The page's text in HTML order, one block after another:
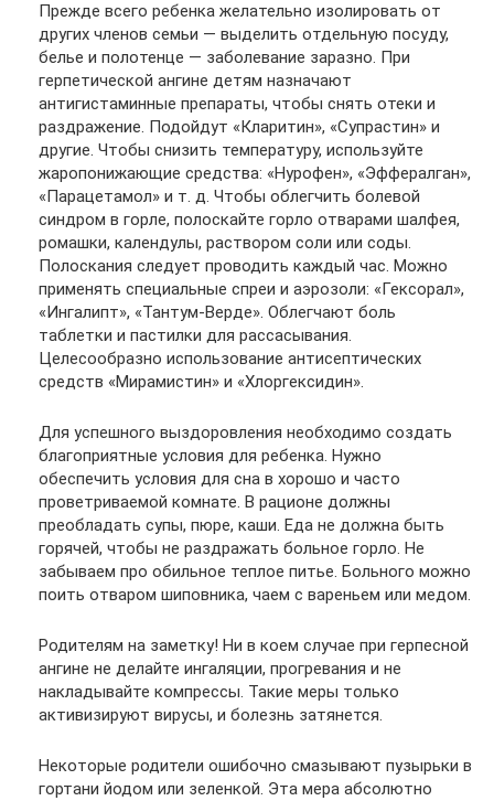
Прежде всего ребенка желательно изолировать от
других членов семьи — выделить отдельную посуду,
белье и полотенце — заболевание заразно. При
герпетической ангине детям назначают
антигистаминные препараты, чтобы снять отеки и
раздражение. Подойдут «Кларитин», «Супрастин» и
другие. Чтобы снизить температуру, используйте
жаропонижающие средства: «Нурофен», «Эффералган»,
«Парацетамол» и т. д. Чтобы облегчить болевой
синдром в горле, полоскайте горло отварами шалфея,
ромашки, календулы, раствором соли или соды.
Полоскания следует проводить каждый час. Можно
применять специальные спреи и аэрозоли: «Гексорал»,
«Ингалипт», «Тантум-Верде». Облегчают боль
таблетки и пастилки для рассасывания.
Целесообразно использование антисептических
средств «Мирамистин» и «Хлоргексидин».
Для успешного выздоровления необходимо создать
благоприятные условия для ребенка. Нужно
обеспечить условия для сна в хорошо и часто
проветриваемой комнате. В рационе должны
преобладать супы, пюре, каши. Еда не должна быть
горячей, чтобы не раздражать больное горло. Не
забываем про обильное теплое питье. Больного можно
поить отваром шиповника, чаем с вареньем или медом.
Родителям на заметку! Ни в коем случае при герпесной
ангине не делайте ингаляции, прогревания и не
накладывайте компрессы. Такие меры только
активизируют вирусы, и болезнь затянется.
Некоторые родители ошибочно смазывают пузырьки в
гортани йодом или зеленкой. Эта мера абсолютно